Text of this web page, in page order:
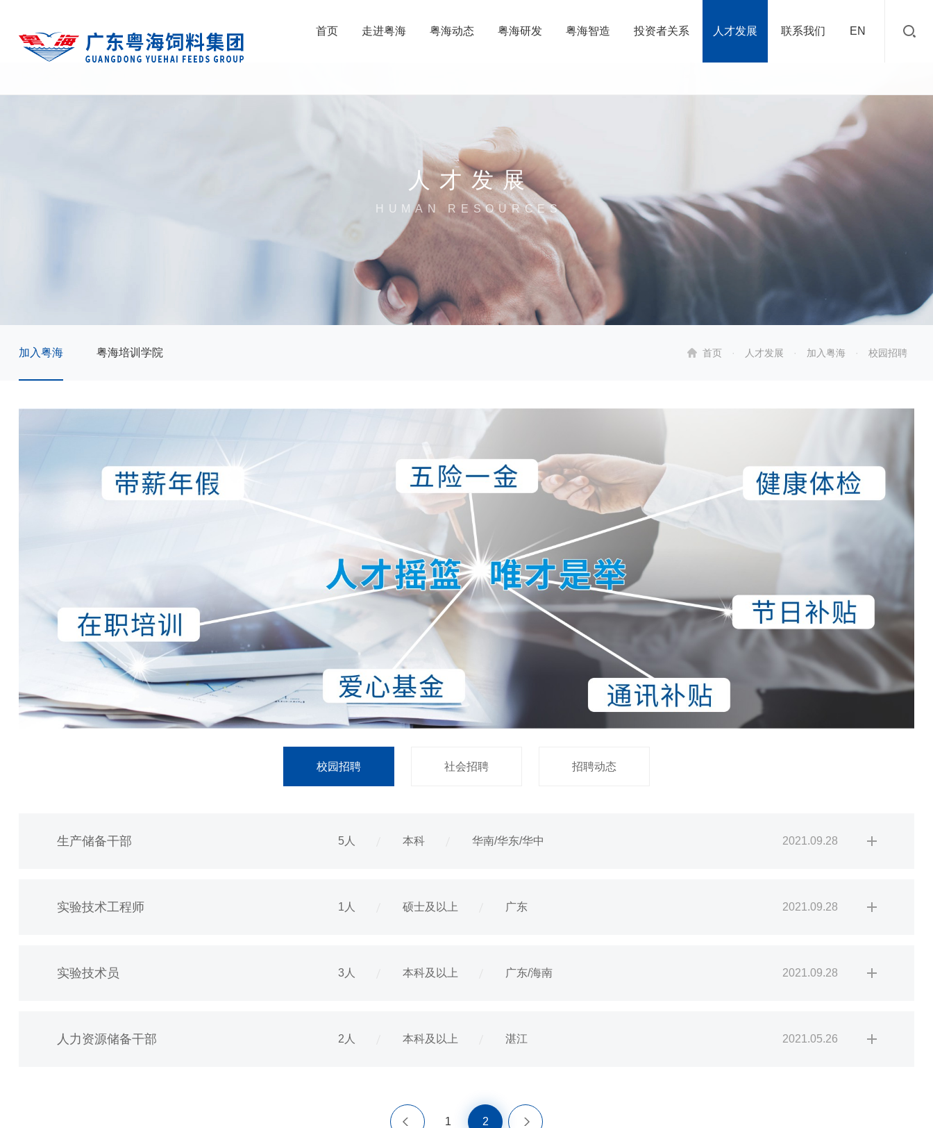
首页 走进粤海 粤海动态 粤海研发 粤海智造 投资者关系 人才发展 联系我们 EN
人才发展
HUMAN RESOURCES
首页 · 人才发展 · 加入粤海 · 校园招聘
加入粤海 粤海培训学院
校园招聘 社会招聘 招聘动态
生产储备干部 5人 本科 华南/华东/华中 2021.09.28
实验技术工程师 1人 硕士及以上 广东 2021.09.28
实验技术员 3人 本科及以上 广东/海南 2021.09.28
人力资源储备干部 2人 本科及以上 湛江 2021.05.26
1 2
>